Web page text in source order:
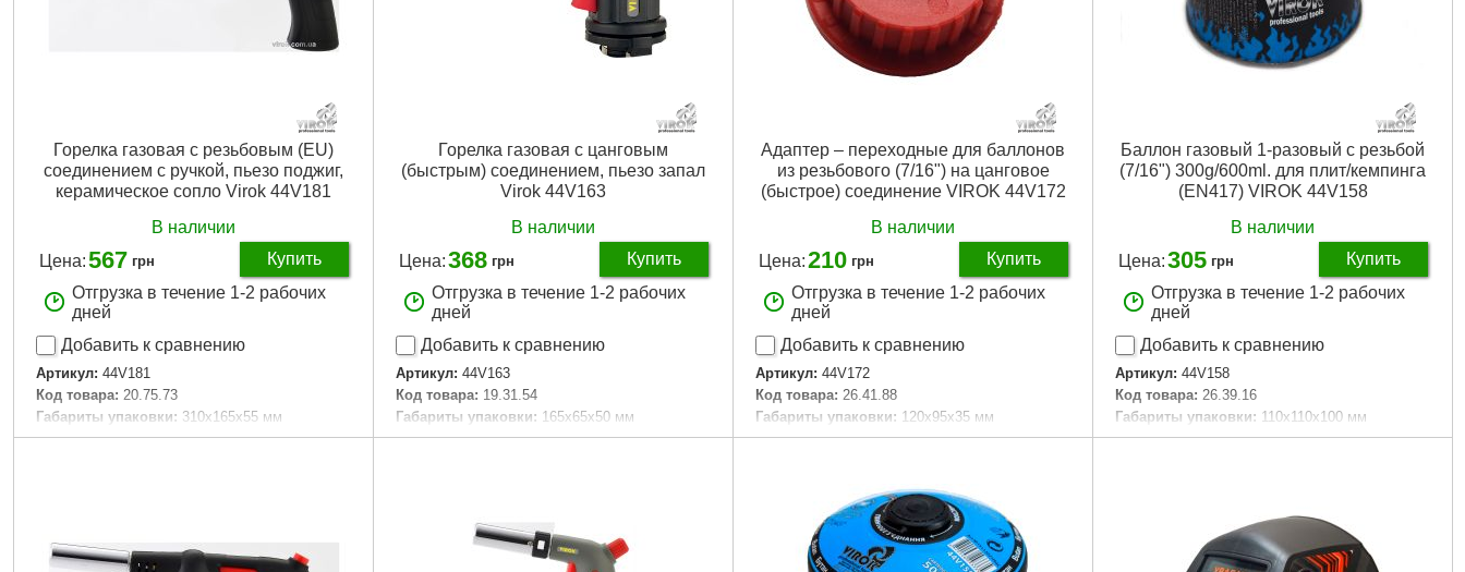
Горелка газовая с резьбовым (EU)
соединением с ручкой, пьезо поджиг,
керамическое сопло Virok 44V181
В наличии
Цена:567 грн
Купить
Отгрузка в течение 1-2 рабочих
дней
Добавить к сравнению
Артикул: 44V181
Код товара: 20.75.73
Габариты упаковки: 310x165x55 мм
Вес брутто: 302 г
Горелка газовая с цанговым
(быстрым) соединением, пьезо запал
Virok 44V163
В наличии
Цена:368 грн
Купить
Отгрузка в течение 1-2 рабочих
дней
Добавить к сравнению
Артикул: 44V163
Код товара: 19.31.54
Габариты упаковки: 165x65x50 мм
Вес брутто: 156 г
Адаптер – переходные для баллонов
из резьбового (7/16") на цанговое
(быстрое) соединение VIROK 44V172
В наличии
Цена:210 грн
Купить
Отгрузка в течение 1-2 рабочих
дней
Добавить к сравнению
Артикул: 44V172
Код товара: 26.41.88
Габариты упаковки: 120x95x35 мм
Вес брутто: 40 г
Баллон газовый 1-разовый с резьбой
(7/16") 300g/600ml. для плит/кемпинга
(EN417) VIROK 44V158
В наличии
Цена:305 грн
Купить
Отгрузка в течение 1-2 рабочих
дней
Добавить к сравнению
Артикул: 44V158
Код товара: 26.39.16
Габариты упаковки: 110x110x100 мм
Вес брутто: 486 г